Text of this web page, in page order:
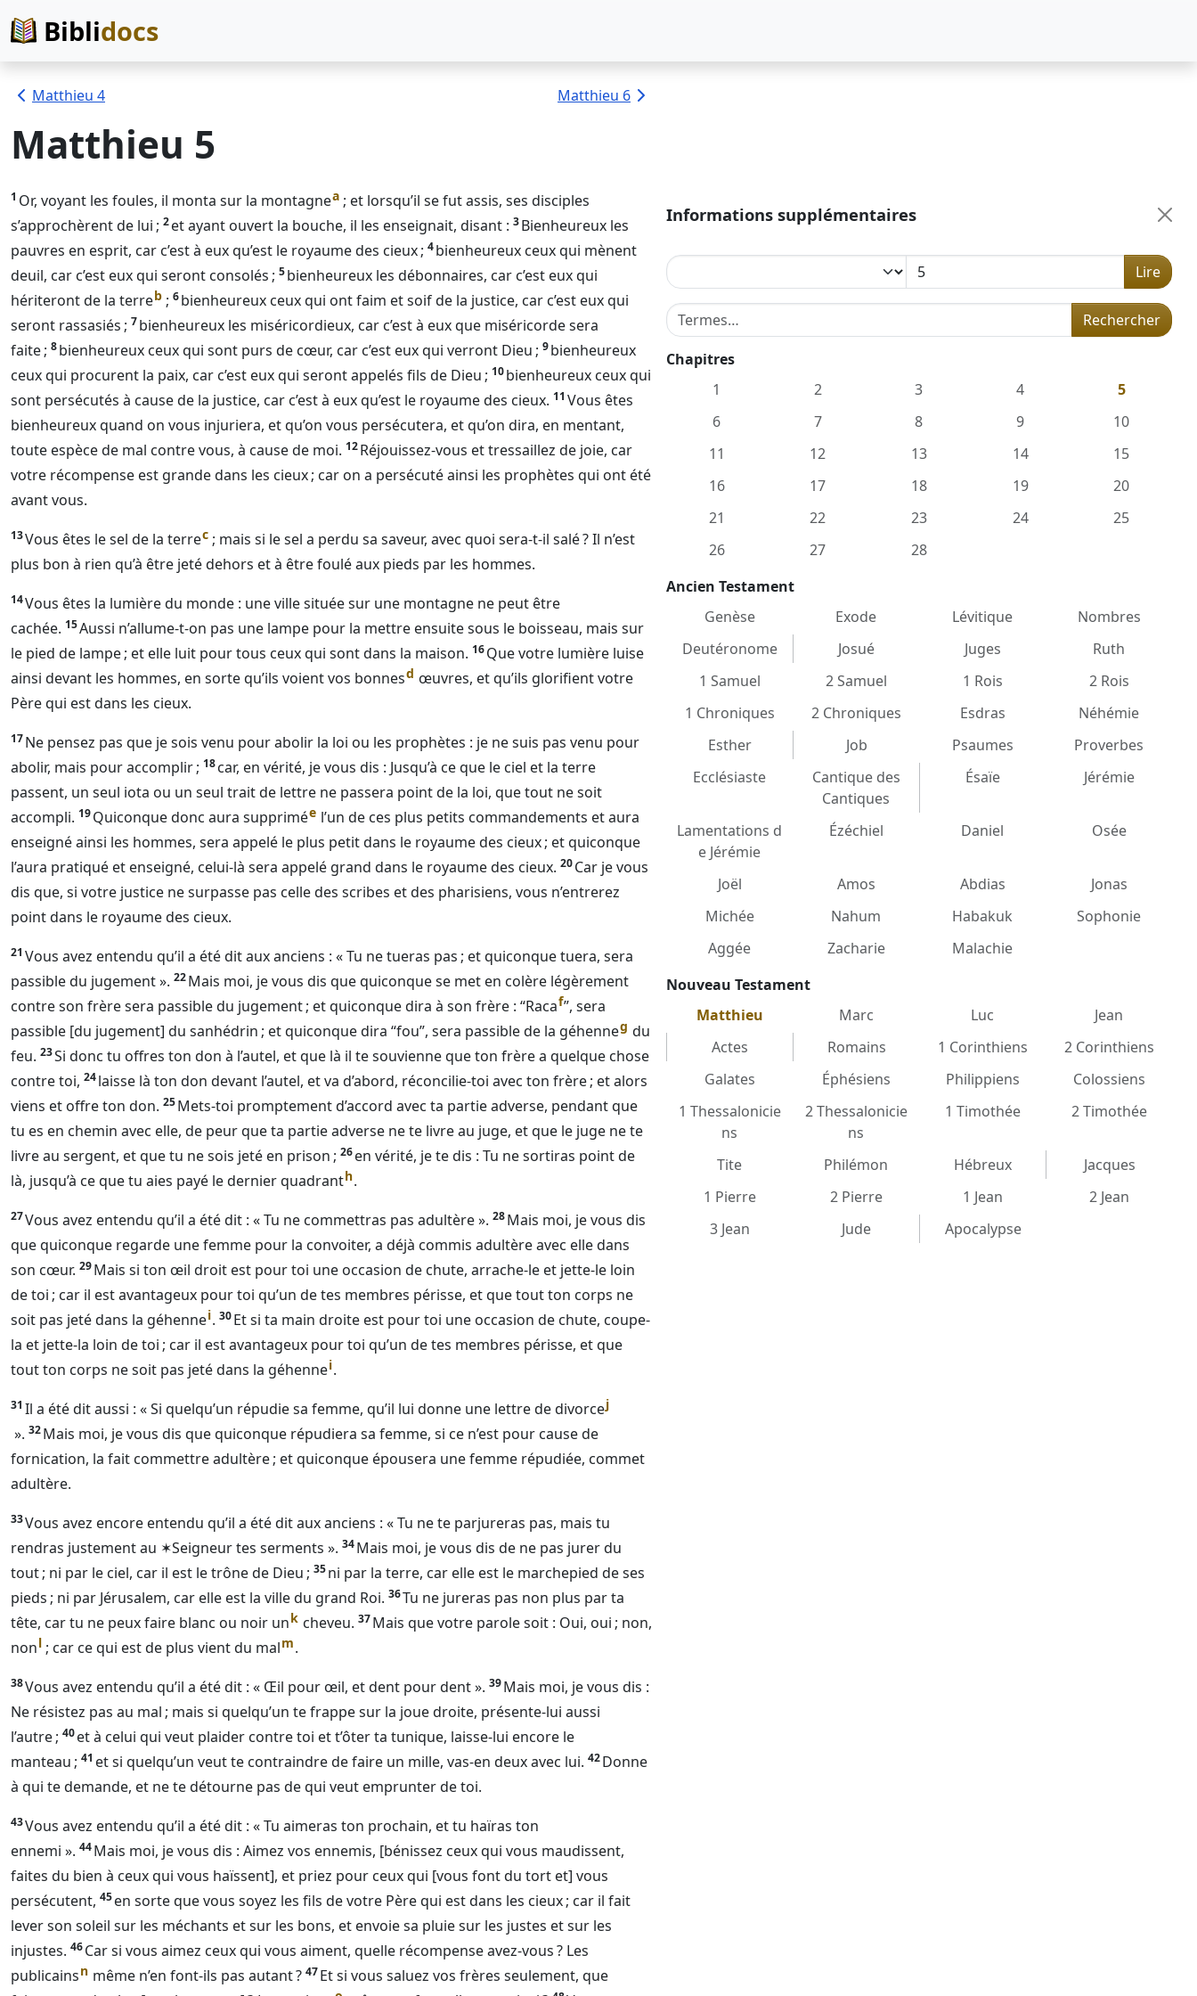
Biblidocs
Matthieu 4 Matthieu 6
Matthieu 5
1 Or, voyant les foules, il monta sur la montagnea ; et lorsqu’il se fut assis, ses disciples
s’approchèrent de lui ; 2et ayant ouvert la bouche, il les enseignait, disant : 3Bienheureux les
pauvres en esprit, car c’est à eux qu’est le royaume des cieux ; 4bienheureux ceux qui mènent
deuil, car c’est eux qui seront consolés ; 5bienheureux les débonnaires, car c’est eux qui
hériteront de la terreb ; 6bienheureux ceux qui ont faim et soif de la justice, car c’est eux qui
seront rassasiés ; 7bienheureux les miséricordieux, car c’est à eux que miséricorde sera
faite ; 8bienheureux ceux qui sont purs de cœur, car c’est eux qui verront Dieu ; 9bienheureux
ceux qui procurent la paix, car c’est eux qui seront appelés fils de Dieu ; 10bienheureux ceux qui
sont persécutés à cause de la justice, car c’est à eux qu’est le royaume des cieux. 11 Vous êtes
bienheureux quand on vous injuriera, et qu’on vous persécutera, et qu’on dira, en mentant,
toute espèce de mal contre vous, à cause de moi. 12Réjouissez-vous et tressaillez de joie, car
votre récompense est grande dans les cieux ; car on a persécuté ainsi les prophètes qui ont été
avant vous.
13Vous êtes le sel de la terrec ; mais si le sel a perdu sa saveur, avec quoi sera-t-il salé ? Il n’est
plus bon à rien qu’à être jeté dehors et à être foulé aux pieds par les hommes.
14Vous êtes la lumière du monde : une ville située sur une montagne ne peut être
cachée. 15Aussi n’allume-t-on pas une lampe pour la mettre ensuite sous le boisseau, mais sur
le pied de lampe ; et elle luit pour tous ceux qui sont dans la maison. 16Que votre lumière luise
ainsi devant les hommes, en sorte qu’ils voient vos bonnesd œuvres, et qu’ils glorifient votre
Père qui est dans les cieux.
17Ne pensez pas que je sois venu pour abolir la loi ou les prophètes : je ne suis pas venu pour
abolir, mais pour accomplir ; 18car, en vérité, je vous dis : Jusqu’à ce que le ciel et la terre
passent, un seul iota ou un seul trait de lettre ne passera point de la loi, que tout ne soit
accompli. 19Quiconque donc aura supprimée l’un de ces plus petits commandements et aura
enseigné ainsi les hommes, sera appelé le plus petit dans le royaume des cieux ; et quiconque
l’aura pratiqué et enseigné, celui-là sera appelé grand dans le royaume des cieux. 20Car je vous
dis que, si votre justice ne surpasse pas celle des scribes et des pharisiens, vous n’entrerez
point dans le royaume des cieux.
21 Vous avez entendu qu’il a été dit aux anciens : « Tu ne tueras pas ; et quiconque tuera, sera
passible du jugement ». 22Mais moi, je vous dis que quiconque se met en colère légèrement
contre son frère sera passible du jugement ; et quiconque dira à son frère : “Racaf”, sera
passible [du jugement] du sanhédrin ; et quiconque dira “fou”, sera passible de la géhenneg du
feu. 23Si donc tu offres ton don à l’autel, et que là il te souvienne que ton frère a quelque chose
contre toi, 24laisse là ton don devant l’autel, et va d’abord, réconcilie-toi avec ton frère ; et alors
viens et offre ton don. 25Mets-toi promptement d’accord avec ta partie adverse, pendant que
tu es en chemin avec elle, de peur que ta partie adverse ne te livre au juge, et que le juge ne te
livre au sergent, et que tu ne sois jeté en prison ; 26en vérité, je te dis : Tu ne sortiras point de
là, jusqu’à ce que tu aies payé le dernier quadranth.
27Vous avez entendu qu’il a été dit : « Tu ne commettras pas adultère ». 28Mais moi, je vous dis
que quiconque regarde une femme pour la convoiter, a déjà commis adultère avec elle dans
son cœur. 29Mais si ton œil droit est pour toi une occasion de chute, arrache-le et jette-le loin
de toi ; car il est avantageux pour toi qu’un de tes membres périsse, et que tout ton corps ne
soit pas jeté dans la géhennei. 30Et si ta main droite est pour toi une occasion de chute, coupe-
la et jette-la loin de toi ; car il est avantageux pour toi qu’un de tes membres périsse, et que
tout ton corps ne soit pas jeté dans la géhennei.
31 Il a été dit aussi : « Si quelqu’un répudie sa femme, qu’il lui donne une lettre de divorcej
». 32Mais moi, je vous dis que quiconque répudiera sa femme, si ce n’est pour cause de
fornication, la fait commettre adultère ; et quiconque épousera une femme répudiée, commet
adultère.
33Vous avez encore entendu qu’il a été dit aux anciens : « Tu ne te parjureras pas, mais tu
rendras justement au ✶Seigneurtes serments ». 34Mais moi, je vous dis de ne pas jurer du
tout ; ni par le ciel, car il est le trône de Dieu ; 35ni par la terre, car elle est le marchepied de ses
pieds ; ni par Jérusalem, car elle est la ville du grand Roi. 36Tu ne jureras pas non plus par ta
tête, car tu ne peux faire blanc ou noir unk cheveu. 37Mais que votre parole soit : Oui, oui ; non,
nonl ; car ce qui est de plus vient du malm.
38Vous avez entendu qu’il a été dit : « Œil pour œil, et dent pour dent ». 39Mais moi, je vous dis :
Ne résistez pas au mal ; mais si quelqu’un te frappe sur la joue droite, présente-lui aussi
l’autre ; 40et à celui qui veut plaider contre toi et t’ôter ta tunique, laisse-lui encore le
manteau ; 41 et si quelqu’un veut te contraindre de faire un mille, vas-en deux avec lui. 42Donne
à qui te demande, et ne te détourne pas de qui veut emprunter de toi.
43Vous avez entendu qu’il a été dit : « Tu aimeras ton prochain, et tu haïras ton
ennemi ». 44Mais moi, je vous dis : Aimez vos ennemis, [bénissez ceux qui vous maudissent,
faites du bien à ceux qui vous haïssent], et priez pour ceux qui [vous font du tort et] vous
persécutent, 45en sorte que vous soyez les fils de votre Père qui est dans les cieux ; car il fait
lever son soleil sur les méchants et sur les bons, et envoie sa pluie sur les justes et sur les
injustes. 46Car si vous aimez ceux qui vous aiment, quelle récompense avez-vous ? Les
publicainsn même n’en font-ils pas autant ? 47Et si vous saluez vos frères seulement, que
Informations supplémentaires
Lire
Terme de recherche dans la concordance
Rechercher
Chapitres
1
2 3 4
5
6
7 8 9
10
11
12 13 14
15
16
17 18 19
20
21
22 23 24
25
26
27
28
Ancien Testament
Genèse
Exode Lévitique
Nombres
Deutéronome
Josué Juges
Ruth
1 Samuel
2 Samuel 1 Rois
2 Rois
1 Chroniques
2 Chroniques Esdras
Néhémie
Esther
Job Psaumes
Proverbes
Ecclésiaste
Cantique des
Cantiques
Ésaïe Jérémie
Lamentations d
e Jérémie
Ézéchiel Daniel Osée
Joël Amos Abdias
Jonas
Michée
Nahum Habakuk
Sophonie
Aggée
Zacharie
Malachie
Nouveau Testament
Matthieu
Marc Luc
Jean
Actes
Romains 1 Corinthiens
2 Corinthiens
Galates
Éphésiens Philippiens
Colossiens
1 Thessalonicie
ns
2 Thessalonicie
ns
1 Timothée 2 Timothée
Tite Philémon Hébreux
Jacques
1 Pierre
2 Pierre 1 Jean
2 Jean
3 Jean
Jude Apocalypse